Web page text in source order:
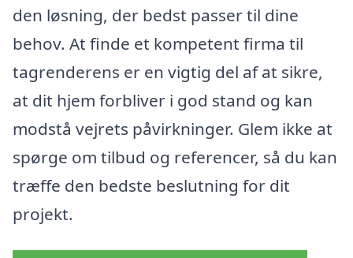
den løsning, der bedst passer til dine
behov. At finde et kompetent firma til
tagrenderens er en vigtig del af at sikre,
at dit hjem forbliver i god stand og kan
modstå vejrets påvirkninger. Glem ikke at
spørge om tilbud og referencer, så du kan
træffe den bedste beslutning for dit
projekt.